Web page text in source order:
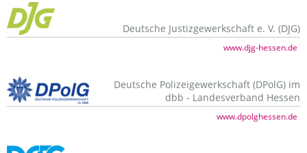
Deutsche Justizgewerkschaft e. V. (DJG)
www.djg-hessen.de
Deutsche Polizeigewerkschaft (DPolG) im
dbb - Landesverband Hessen
www.dpolghessen.de